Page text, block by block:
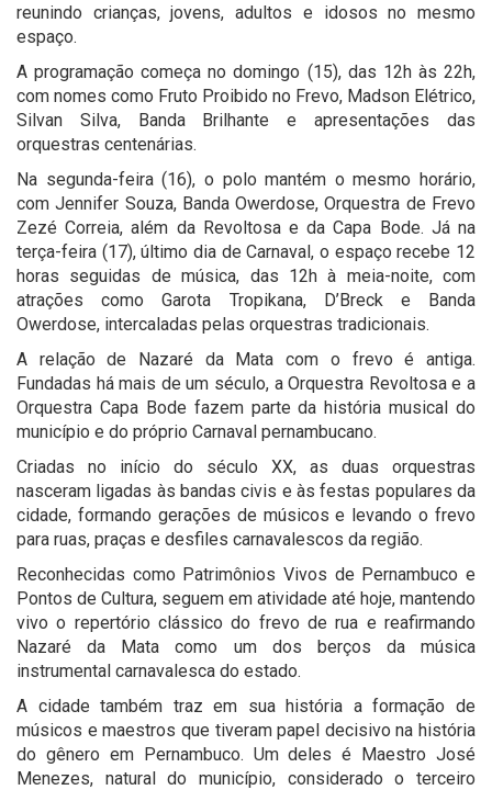
reunindo crianças, jovens, adultos e idosos no mesmo
espaço.
A programação começa no domingo (15), das 12h às 22h,
com nomes como Fruto Proibido no Frevo, Madson Elétrico,
Silvan Silva, Banda Brilhante e apresentações das
orquestras centenárias.
Na segunda-feira (16), o polo mantém o mesmo horário,
com Jennifer Souza, Banda Owerdose, Orquestra de Frevo
Zezé Correia, além da Revoltosa e da Capa Bode. Já na
terça-feira (17), último dia de Carnaval, o espaço recebe 12
horas seguidas de música, das 12h à meia-noite, com
atrações como Garota Tropikana, D’Breck e Banda
Owerdose, intercaladas pelas orquestras tradicionais.
A relação de Nazaré da Mata com o frevo é antiga.
Fundadas há mais de um século, a Orquestra Revoltosa e a
Orquestra Capa Bode fazem parte da história musical do
município e do próprio Carnaval pernambucano.
Criadas no início do século XX, as duas orquestras
nasceram ligadas às bandas civis e às festas populares da
cidade, formando gerações de músicos e levando o frevo
para ruas, praças e desfiles carnavalescos da região.
Reconhecidas como Patrimônios Vivos de Pernambuco e
Pontos de Cultura, seguem em atividade até hoje, mantendo
vivo o repertório clássico do frevo de rua e reafirmando
Nazaré da Mata como um dos berços da música
instrumental carnavalesca do estado.
A cidade também traz em sua história a formação de
músicos e maestros que tiveram papel decisivo na história
do gênero em Pernambuco. Um deles é Maestro José
Menezes, natural do município, considerado o terceiro